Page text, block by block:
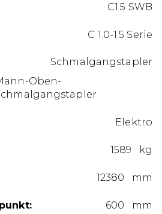
C1.5 SWB
C 1.0-1.5 Serie
Schmalgangstapler
Oben-
Elektro
1589 kg
12380 mm
600 mm